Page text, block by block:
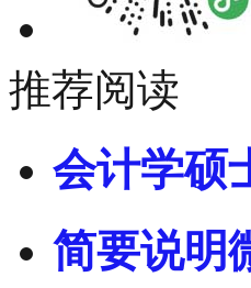
推荐阅读
会计学硕
简要说明